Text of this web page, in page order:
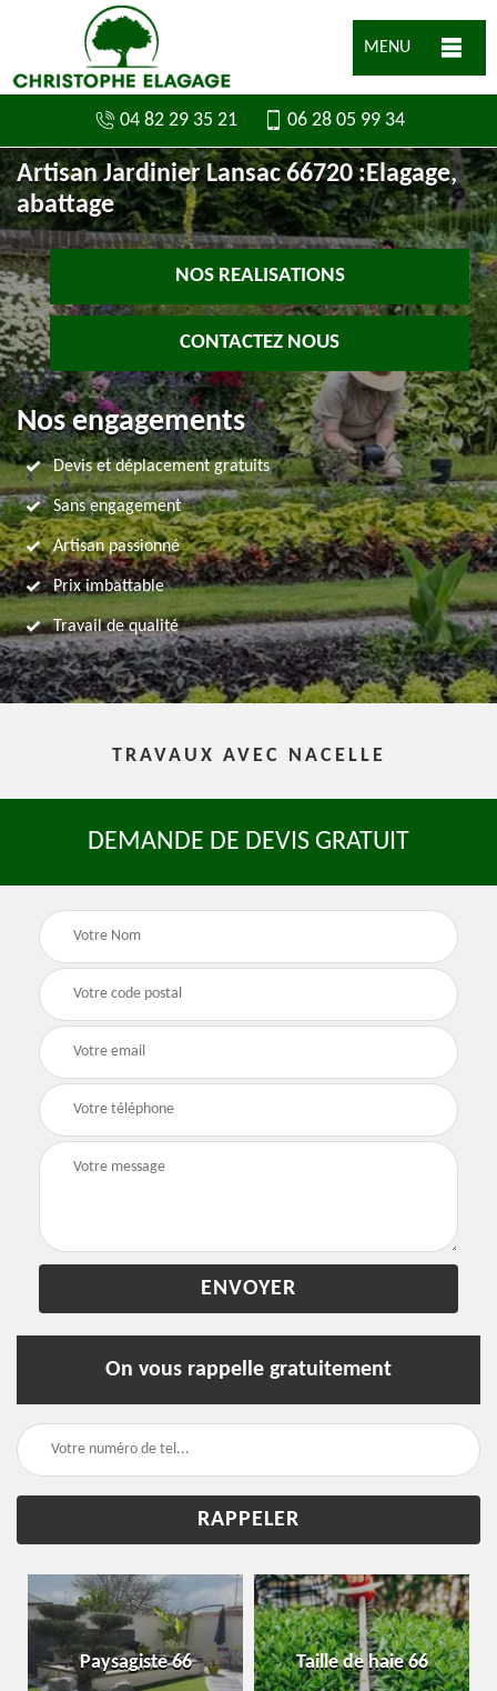
MENU
04 82 29 35 21 06 28 05 99 34
Artisan Jardinier Lansac 66720 :Elagage,
abattage
NOS REALISATIONS
CONTACTEZ NOUS
Nos engagements
Devis et déplacement gratuits
Sans engagement
Artisan passionné
Prix imbattable
Travail de qualité
TRAVAUX AVEC NACELLE
DEMANDE DE DEVIS GRATUIT
On vous rappelle gratuitement
Paysagiste 66 Taille de haie 66